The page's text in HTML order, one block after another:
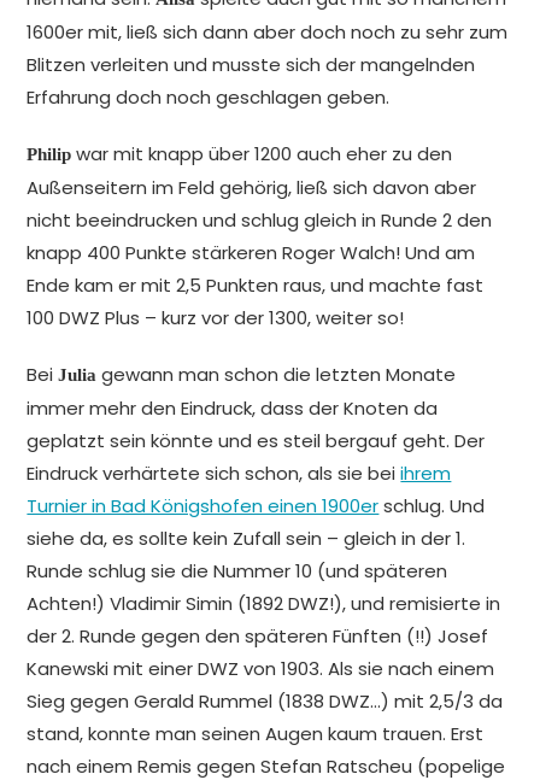
1600er mit, ließ sich dann aber doch noch zu sehr zum
Blitzen verleiten und musste sich der mangelnden
Erfahrung doch noch geschlagen geben.
Philip war mit knapp über 1200 auch eher zu den
Außenseitern im Feld gehörig, ließ sich davon aber
nicht beeindrucken und schlug gleich in Runde 2 den
knapp 400 Punkte stärkeren Roger Walch! Und am
Ende kam er mit 2,5 Punkten raus, und machte fast
100 DWZ Plus – kurz vor der 1300, weiter so!
BeiJuliagewann man schon die letzten Monate
immer mehr den Eindruck, dass der Knoten da
geplatzt sein könnte und es steil bergauf geht. Der
Eindruck verhärtete sich schon, als sie beiihrem
Turnier in Bad Königshofen einen 1900erschlug. Und
siehe da, es sollte kein Zufall sein – gleich in der 1.
Runde schlug sie die Nummer 10 (und späteren
Achten!) Vladimir Simin (1892 DWZ!), und remisierte in
der 2. Runde gegen den späteren Fünften (!!) Josef
Kanewski mit einer DWZ von 1903. Als sie nach einem
Sieg gegen Gerald Rummel (1838 DWZ…) mit 2,5/3 da
stand, konnte man seinen Augen kaum trauen. Erst
nach einem Remis gegen Stefan Ratscheu (popelige